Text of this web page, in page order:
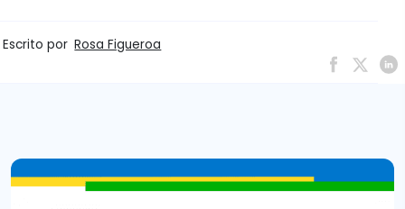
Escrito por Rosa Figueroa